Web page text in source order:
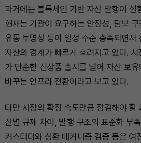
과거에는 블록체인 기반 자산 발행이 실
현재는 기관이 요구하는 안정성, 담보 구
유통 투명성 등이 일정 수준 충족되면서
자산의 경계가 빠르게 흐려지고 있다.
가 단순한 신상품 출시를 넘어 자산 보
바꾸는 인프라 전환이라고 보고 있다.
다만 시장의 확장 속도만큼 점검해야 할
산별 규제 차이, 발행 구조의 표준화 부
커스터디와 상환 메커니즘 검증 등은 여